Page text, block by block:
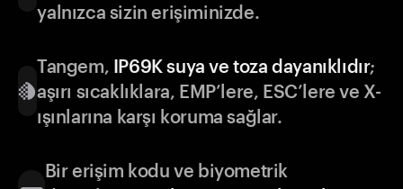
yalnızca sizin erişiminizde.
Tangem, IP69K suya ve toza dayanıklıdır;
aşırı sıcaklıklara, EMP’lere, ESC’lere ve X-
ışınlarına karşı koruma sağlar.
Bir erişim kodu ve biyometrik